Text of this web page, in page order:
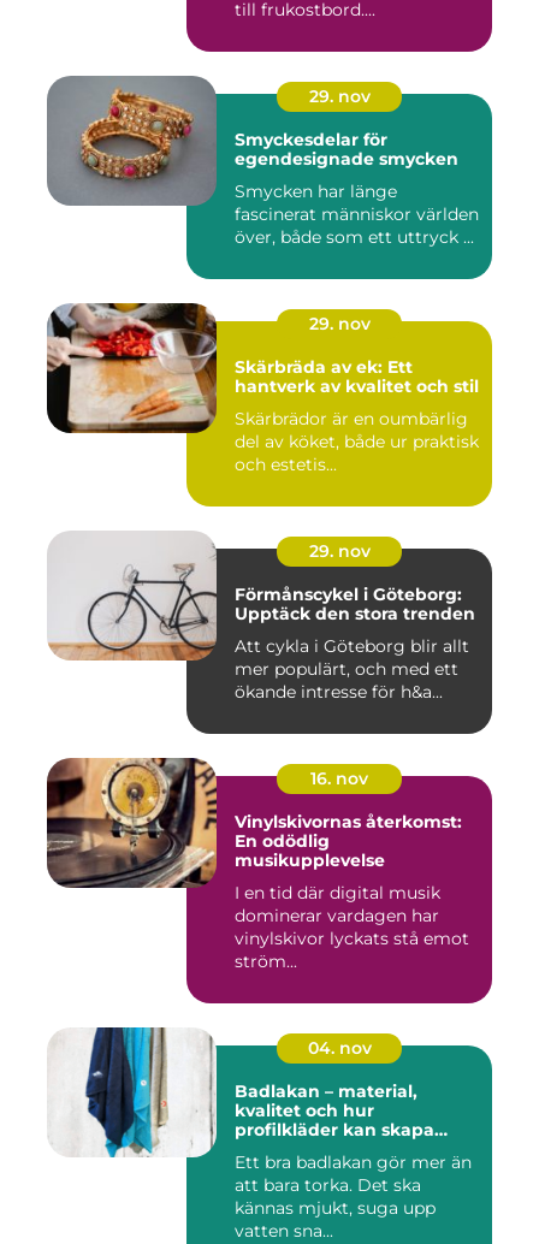
till frukostbord....
29. nov
Smyckesdelar för
egendesignade smycken
Smycken har länge
fascinerat människor världen
över, både som ett uttryck ...
29. nov
Skärbräda av ek: Ett
hantverk av kvalitet och stil
Skärbrädor är en oumbärlig
del av köket, både ur praktisk
och estetis...
29. nov
Förmånscykel i Göteborg:
Upptäck den stora trenden
Att cykla i Göteborg blir allt
mer populärt, och med ett
ökande intresse för h&a...
16. nov
Vinylskivornas återkomst:
En odödlig
musikupplevelse
I en tid där digital musik
dominerar vardagen har
vinylskivor lyckats stå emot
ström...
04. nov
Badlakan – material,
kvalitet och hur
profilkläder kan skapa
Ett bra badlakan gör mer än
att bara torka. Det ska
kännas mjukt, suga upp
vatten sna...